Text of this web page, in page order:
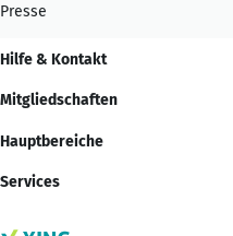
Presse
Hilfe & Kontakt
Mitgliedschaften
Hauptbereiche
Services